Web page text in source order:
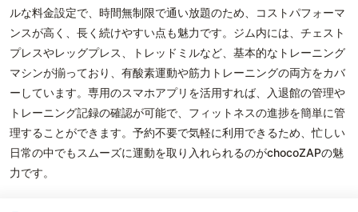
ルな料金設定で、時間無制限で通い放題のため、コストパフォーマ
ンスが高く、長く続けやすい点も魅力です。ジム内には、チェスト
プレスやレッグプレス、トレッドミルなど、基本的なトレーニング
マシンが揃っており、有酸素運動や筋力トレーニングの両方をカバ
ーしています。専用のスマホアプリを活用すれば、入退館の管理や
トレーニング記録の確認が可能で、フィットネスの進捗を簡単に管
理することができます。予約不要で気軽に利用できるため、忙しい
日常の中でもスムーズに運動を取り入れられるのがchocoZAPの魅
力です。